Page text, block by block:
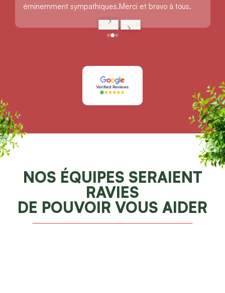
éminemment sympathiques.Merci et bravo à tous.
NOS ÉQUIPES SERAIENT
RAVIES
DE POUVOIR VOUS AIDER